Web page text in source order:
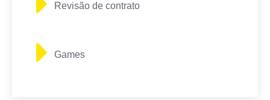
Revisão de contrato
Games